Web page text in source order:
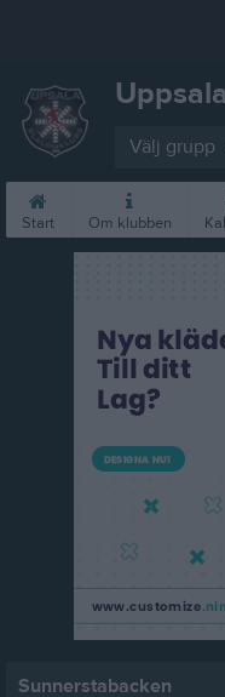
Välj grupp
Start Om klubben
Sunnerstabacken